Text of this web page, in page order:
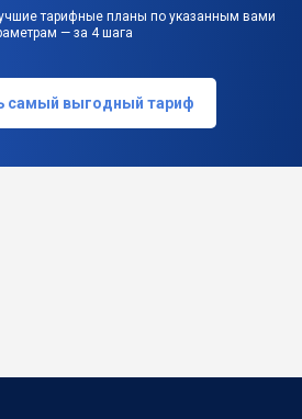
тарифные планы по указанным вами
— за 4 шага
самый выгодный тариф